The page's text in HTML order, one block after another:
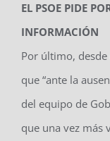
EL PSOE PIDE
INFORMACIÓN
Por último, desde
que “ante la
del equipo de
que una vez más